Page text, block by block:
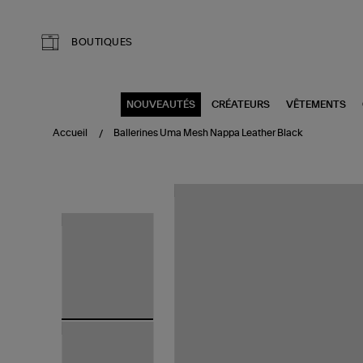
BOUTIQUES
NOUVEAUTÉS CRÉATEURS VÊTEMENTS
Accueil Ballerines Uma Mesh Nappa Leather Black